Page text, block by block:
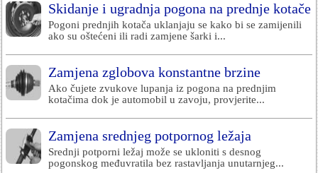
Skidanje i ugradnja pogona na prednje kotače
Pogoni prednjih kotača uklanjaju se kako bi se zamijenili
ako su oštećeni ili radi zamjene šarki i...
Zamjena zglobova konstantne brzine
Ako čujete zvukove lupanja iz pogona na prednjim
kotačima dok je automobil u zavoju, provjerite...
Zamjena srednjeg potpornog ležaja
Srednji potporni ležaj može se ukloniti s desnog
pogonskog međuvratila bez rastavljanja unutarnjeg...